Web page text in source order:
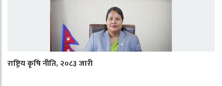
राष्ट्रिय कृषि नीति, २०८३ जारी